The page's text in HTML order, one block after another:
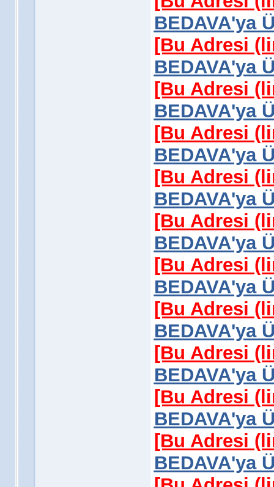
BEDAVA'ya
[Bu Adresi
BEDAVA'ya
[Bu Adresi
BEDAVA'ya
[Bu Adresi
BEDAVA'ya
[Bu Adresi
BEDAVA'ya
[Bu Adresi
BEDAVA'ya
[Bu Adresi
BEDAVA'ya
[Bu Adresi
BEDAVA'ya
[Bu Adresi
BEDAVA'ya
[Bu Adresi
BEDAVA'ya
[Bu Adresi
BEDAVA'ya